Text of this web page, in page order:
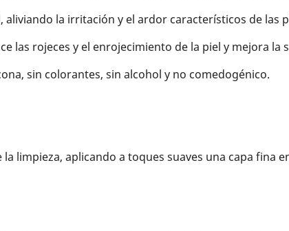
la irritación y el ardor característicos de las
las rojeces y el enrojecimiento de la piel y mejora la
sin colorantes, sin alcohol y no comedogénico.
limpieza, aplicando a toques suaves una capa fina